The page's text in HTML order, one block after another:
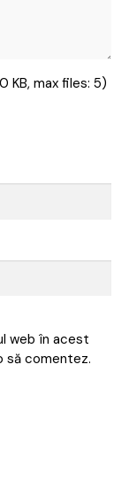
KB, max files: 5)
web în acest
să comentez.